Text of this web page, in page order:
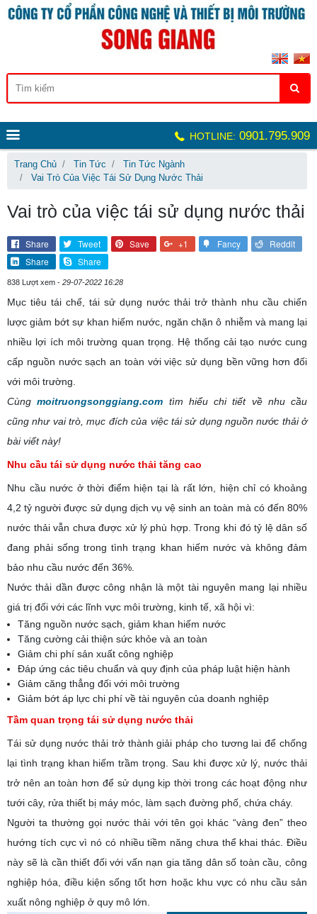
HOTLINE: 0901.795.909
Trang Chủ Tin Tức
Tin Tức Ngành
Vai Trò Của Việc Tái Sử Dụng Nước Thải
Vai trò của việc tái sử dụng nước thải
Share Tweet Save +1 Fancy
Reddit
Share
Share
838 Lượt xem - 29-07-2022 16:28
Mục tiêu tái chế, tái sử dụng nước thải trở thành nhu cầu chiến
lược giảm bớt sự khan hiếm nước, ngăn chặn ô nhiễm và mang lại
nhiều lợi ích môi trường quan trọng. Hệ thống cải tạo nước cung
cấp nguồn nước sạch an toàn với việc sử dụng bền vững hơn đối
với môi trường.
Cùngmoitruongsonggiang.com tìm hiểu chi tiết về nhu cầu
cũng như vai trò, mục đích của việc tái sử dụng nguồn nước thải ở
bài viết này!
Nhu cầu tái sử dụng nước thải tăng cao
Nhu cầu nước ở thời điểm hiện tại là rất lớn, hiện chỉ có khoảng
4,2 tỷ người được sử dụng dịch vụ vệ sinh an toàn mà có đến 80%
nước thải vẫn chưa được xử lý phù hợp. Trong khi đó tỷ lệ dân số
đang phải sống trong tình trạng khan hiếm nước và không đảm
bảo nhu cầu nước đến 36%.
Nước thải dần được công nhận là một tài nguyên mang lại nhiều
giá trị đối với các lĩnh vực môi trường, kinh tế, xã hội vì:
Tăng nguồn nước sạch, giảm khan hiếm nước
Tăng cường cải thiện sức khỏe và an toàn
Giảm chi phí sản xuất công nghiệp
Đáp ứng các tiêu chuẩn và quy định của pháp luật hiện hành
Giảm căng thẳng đối với môi trường
Giảm bớt áp lực chi phí về tài nguyên của doanh nghiệp
Tầm quan trọng tái sử dụng nước thải
Tái sử dụng nước thải trở thành giải pháp cho tương lai để chống
lại tình trạng khan hiếm trầm trọng. Sau khi được xử lý, nước thải
trở nên an toàn hơn để sử dụng kịp thời trong các hoạt động như
tưới cây, rửa thiết bị máy móc, làm sạch đường phố, chứa cháy.
Người ta thường gọi nước thải với tên gọi khác “vàng đen” theo
hướng tích cực vì nó có nhiều tiềm năng chưa thể khai thác. Điều
này sẽ là cần thiết đối với vấn nạn gia tăng dân số toàn cầu, công
nghiệp hóa, điều kiện sống tốt hơn hoặc khu vực có nhu cầu sản
xuất nông nghiệp ở quy mô lớn.